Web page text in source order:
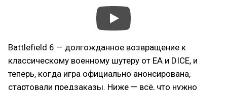
Battlefield 6 — долгожданное возвращение к
классическому военному шутеру от EA и DICE, и
теперь, когда игра официально анонсирована,
стартовали предзаказы. Ниже — всё, что нужно